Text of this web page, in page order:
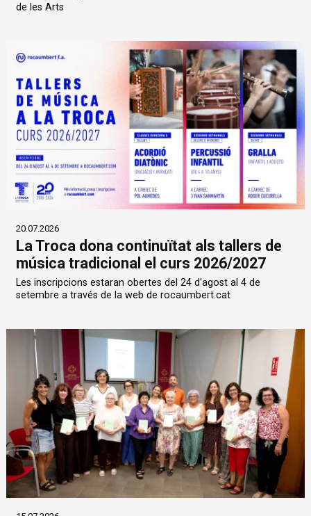
de les Arts
20.07.2026
La Troca dona continuïtat als tallers de
música tradicional el curs 2026/2027
Les inscripcions estaran obertes del 24 d'agost al 4 de
setembre a través de la web de rocaumbert.cat